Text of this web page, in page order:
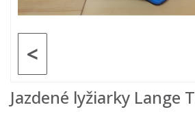
<
Jazdené lyžiarky Lange